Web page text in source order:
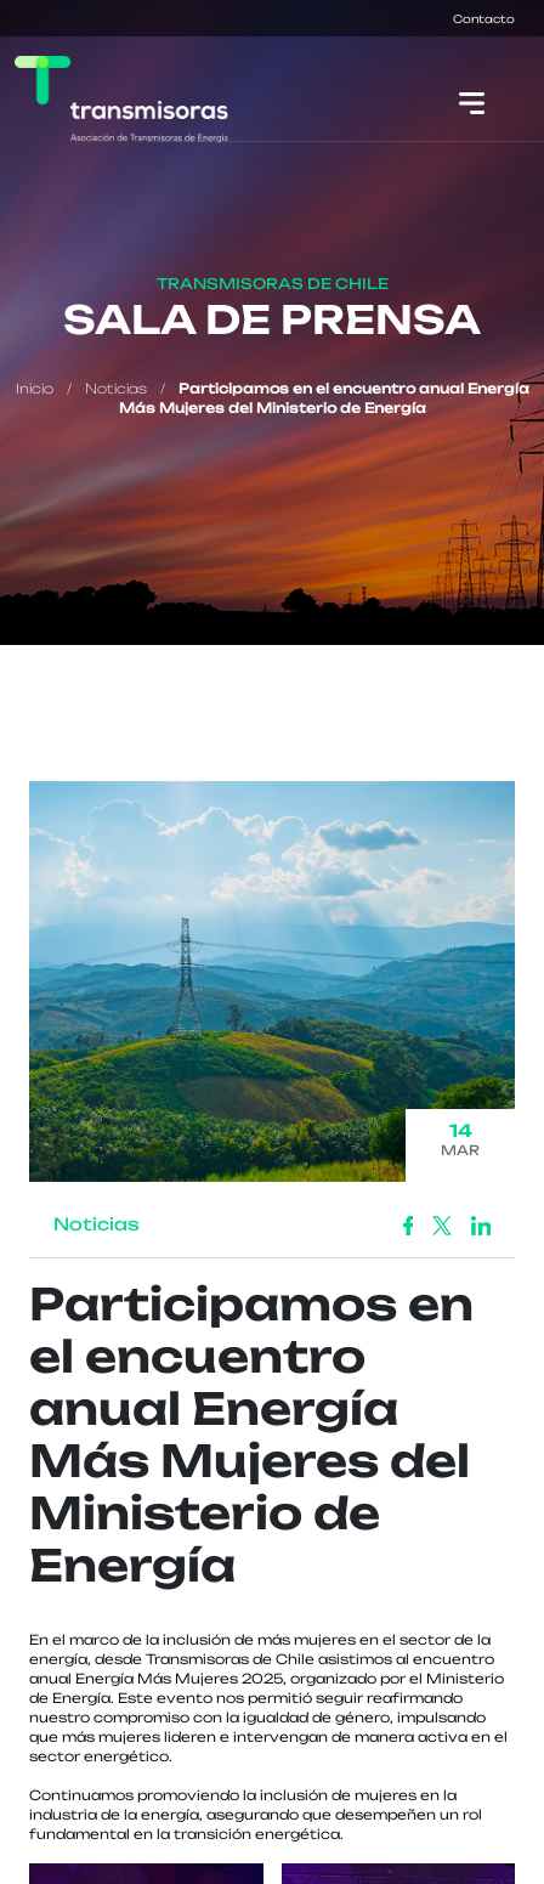
Contacto
TRANSMISORAS DE CHILE
SALA DE PRENSA
Inicio / Noticias /
Participamos en el encuentro anual Energía
Más Mujeres del Ministerio de Energía
14
MAR
Noticias
Participamos en
el encuentro
anual Energía
Más Mujeres del
Ministerio de
Energía
En el marco de la inclusión de más mujeres en el sector de la
energía, desde Transmisoras de Chile asistimos al encuentro
anual Energía Más Mujeres 2025, organizado por el Ministerio
de Energía. Este evento nos permitió seguir reafirmando
nuestro compromiso con la igualdad de género, impulsando
que más mujeres lideren e intervengan de manera activa en el
sector energético.
Continuamos promoviendo la inclusión de mujeres en la
industria de la energía, asegurando que desempeñen un rol
fundamental en la transición energética.